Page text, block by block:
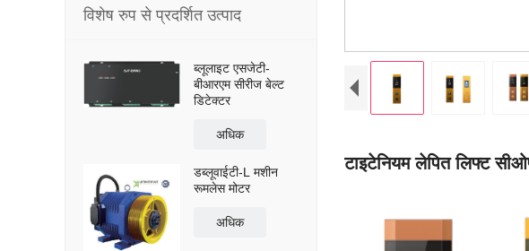
टाइटेनियम लेपित लिफ्ट
विशेष रुप से प्रदर्शित उत्पाद
ब्लूलाइट एसजेटी-
बीआरएम सीरीज बेल्ट
डिटेक्टर
अधिक
डब्लूवाईटी-L मशीन
रूमलेस मोटर
अधिक